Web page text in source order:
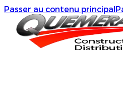
Passer au contenu principal